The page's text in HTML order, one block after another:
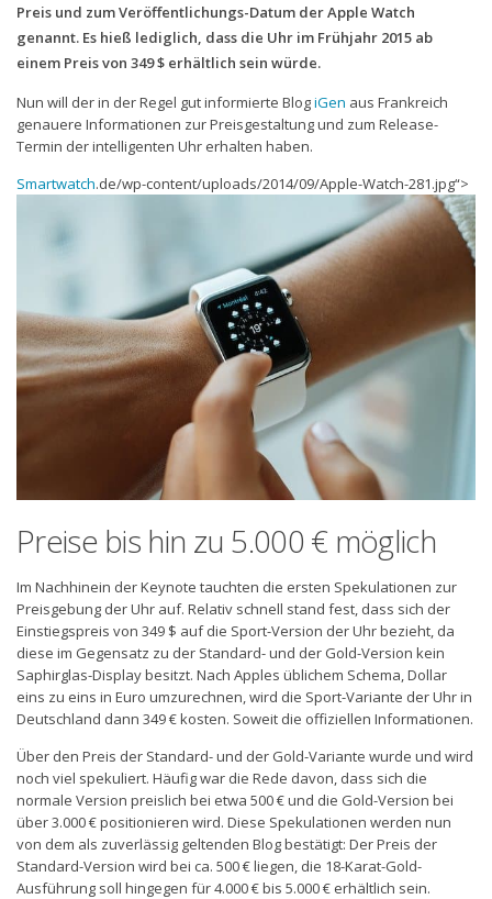
Datentarife
o2
Smartphonetarife
Prepaid-Tarife
Mobilfunk-Vergleichsrechner
Mobilfunk-Tarifrechner
Flatrate-Datentarife
Preis und zum Veröffentlichungs-Datum der Apple Watch
genannt. Es hieß lediglich, dass die Uhr im Frühjahr 2015 ab
einem Preis von 349 $ erhältlich sein würde.
Nun will der in der Regel gut informierte BlogiGen aus Frankreich
genauere Informationen zur Preisgestaltung und zum Release-
Termin der intelligenten Uhr erhalten haben.
Smartwatch.de/wp-content/uploads/2014/09/Apple-Watch-281.jpg“>
Preise bis hin zu 5.000 € möglich
Im Nachhinein der Keynote tauchten die ersten Spekulationen zur
Preisgebung der Uhr auf. Relativ schnell stand fest, dass sich der
Einstiegspreis von 349 $ auf die Sport-Version der Uhr bezieht, da
diese im Gegensatz zu der Standard- und der Gold-Version kein
Saphirglas-Display besitzt. Nach Apples üblichem Schema, Dollar
eins zu eins in Euro umzurechnen, wird die Sport-Variante der Uhr in
Deutschland dann 349 € kosten. Soweit die offiziellen Informationen.
Über den Preis der Standard- und der Gold-Variante wurde und wird
noch viel spekuliert. Häufig war die Rede davon, dass sich die
normale Version preislich bei etwa 500 € und die Gold-Version bei
über 3.000 € positionieren wird. Diese Spekulationen werden nun
von dem als zuverlässig geltenden Blog bestätigt: Der Preis der
Standard-Version wird bei ca. 500 € liegen, die 18-Karat-Gold-
Ausführung soll hingegen für 4.000 € bis 5.000 € erhältlich sein.